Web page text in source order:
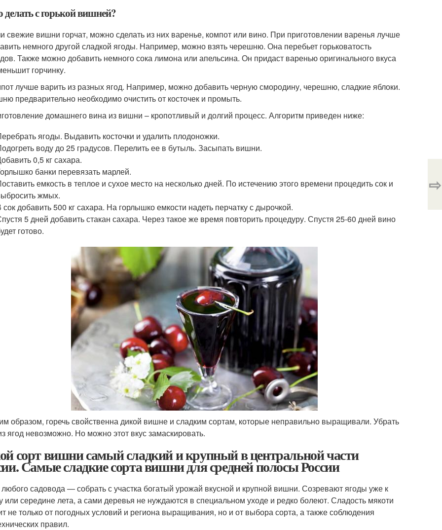
делать с горькой вишней?
свежие вишни горчат, можно сделать из них варенье, компот или вино. При приготовлении варенья лучше
немного другой сладкой ягоды. Например, можно взять черешню. Она перебьет горьковатость
Также можно добавить немного сока лимона или апельсина. Он придаст варенью оригинального вкуса
горчинку.
лучше варить из разных ягод. Например, можно добавить черную смородину, черешню, сладкие яблоки.
предварительно необходимо очистить от косточек и промыть.
домашнего вина из вишни – кропотливый и долгий процесс. Алгоритм приведен ниже:
ягоды. Выдавить косточки и удалить плодоножки.
воду до 25 градусов. Перелить ее в бутыль. Засыпать вишни.
0,5 кг сахара.
банки перевязать марлей.
емкость в теплое и сухое место на несколько дней. По истечению этого времени процедить сок и
жмых.
сок добавить 500 кг сахара. На горлышко емкости надеть перчатку с дырочкой.
5 дней добавить стакан сахара. Через такое же время повторить процедуру. Спустя 25-60 дней вино
готово.
образом, горечь свойственна дикой вишне и сладким сортам, которые неправильно выращивали. Убрать
ягод невозможно. Но можно этот вкус замаскировать.
сорт вишни самый сладкий и крупный в центральной части
Самые сладкие сорта вишни для средней полосы России
садовода — собрать с участка богатый урожай вкусной и крупной вишни. Созревают ягоды уже к
или середине лета, а сами деревья не нуждаются в специальном уходе и редко болеют. Сладость мякоти
не только от погодных условий и региона выращивания, но и от выбора сорта, а также соблюдения
правил.
⇨